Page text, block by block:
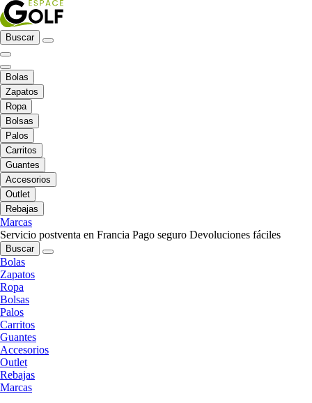
Buscar
Bolas
Zapatos
Ropa
Bolsas
Palos
Carritos
Guantes
Accesorios
Outlet
Rebajas
Marcas
Servicio postventa en Francia Pago seguro Devoluciones fáciles
Buscar
Bolas
Zapatos
Ropa
Bolsas
Palos
Carritos
Guantes
Accesorios
Outlet
Rebajas
Marcas